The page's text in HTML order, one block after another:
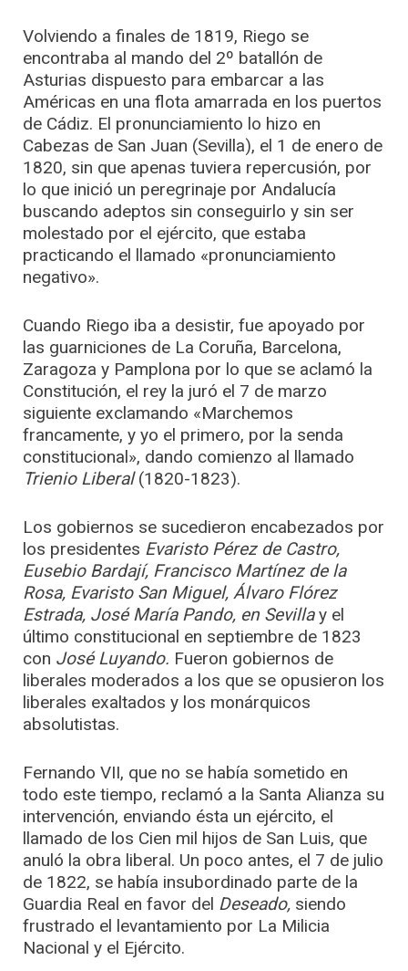
Volviendo a finales de 1819, Riego se
encontraba al mando del 2º batallón de
Asturias dispuesto para embarcar a las
Américas en una flota amarrada en los puertos
de Cádiz. El pronunciamiento lo hizo en
Cabezas de San Juan (Sevilla), el 1 de enero de
1820, sin que apenas tuviera repercusión, por
lo que inició un peregrinaje por Andalucía
buscando adeptos sin conseguirlo y sin ser
molestado por el ejército, que estaba
practicando el llamado «pronunciamiento
negativo».
Cuando Riego iba a desistir, fue apoyado por
las guarniciones de La Coruña, Barcelona,
Zaragoza y Pamplona por lo que se aclamó la
Constitución, el rey la juró el 7 de marzo
siguiente exclamando «Marchemos
francamente, y yo el primero, por la senda
constitucional», dando comienzo al llamado
Trienio Liberal(1820-1823).
Los gobiernos se sucedieron encabezados por
los presidentes Evaristo Pérez de Castro,
Eusebio Bardají, Francisco Martínez de la
Rosa, Evaristo San Miguel, Álvaro Flórez
Estrada, José María Pando, en Sevillay el
último constitucional en septiembre de 1823
con José Luyando. Fueron gobiernos de
liberales moderados a los que se opusieron los
liberales exaltados y los monárquicos
absolutistas.
Fernando VII, que no se había sometido en
todo este tiempo, reclamó a la Santa Alianza su
intervención, enviando ésta un ejército, el
llamado de los Cien mil hijos de San Luis, que
anuló la obra liberal. Un poco antes, el 7 de julio
de 1822, se había insubordinado parte de la
Guardia Real en favor del Deseado, siendo
frustrado el levantamiento por La Milicia
Nacional y el Ejército.